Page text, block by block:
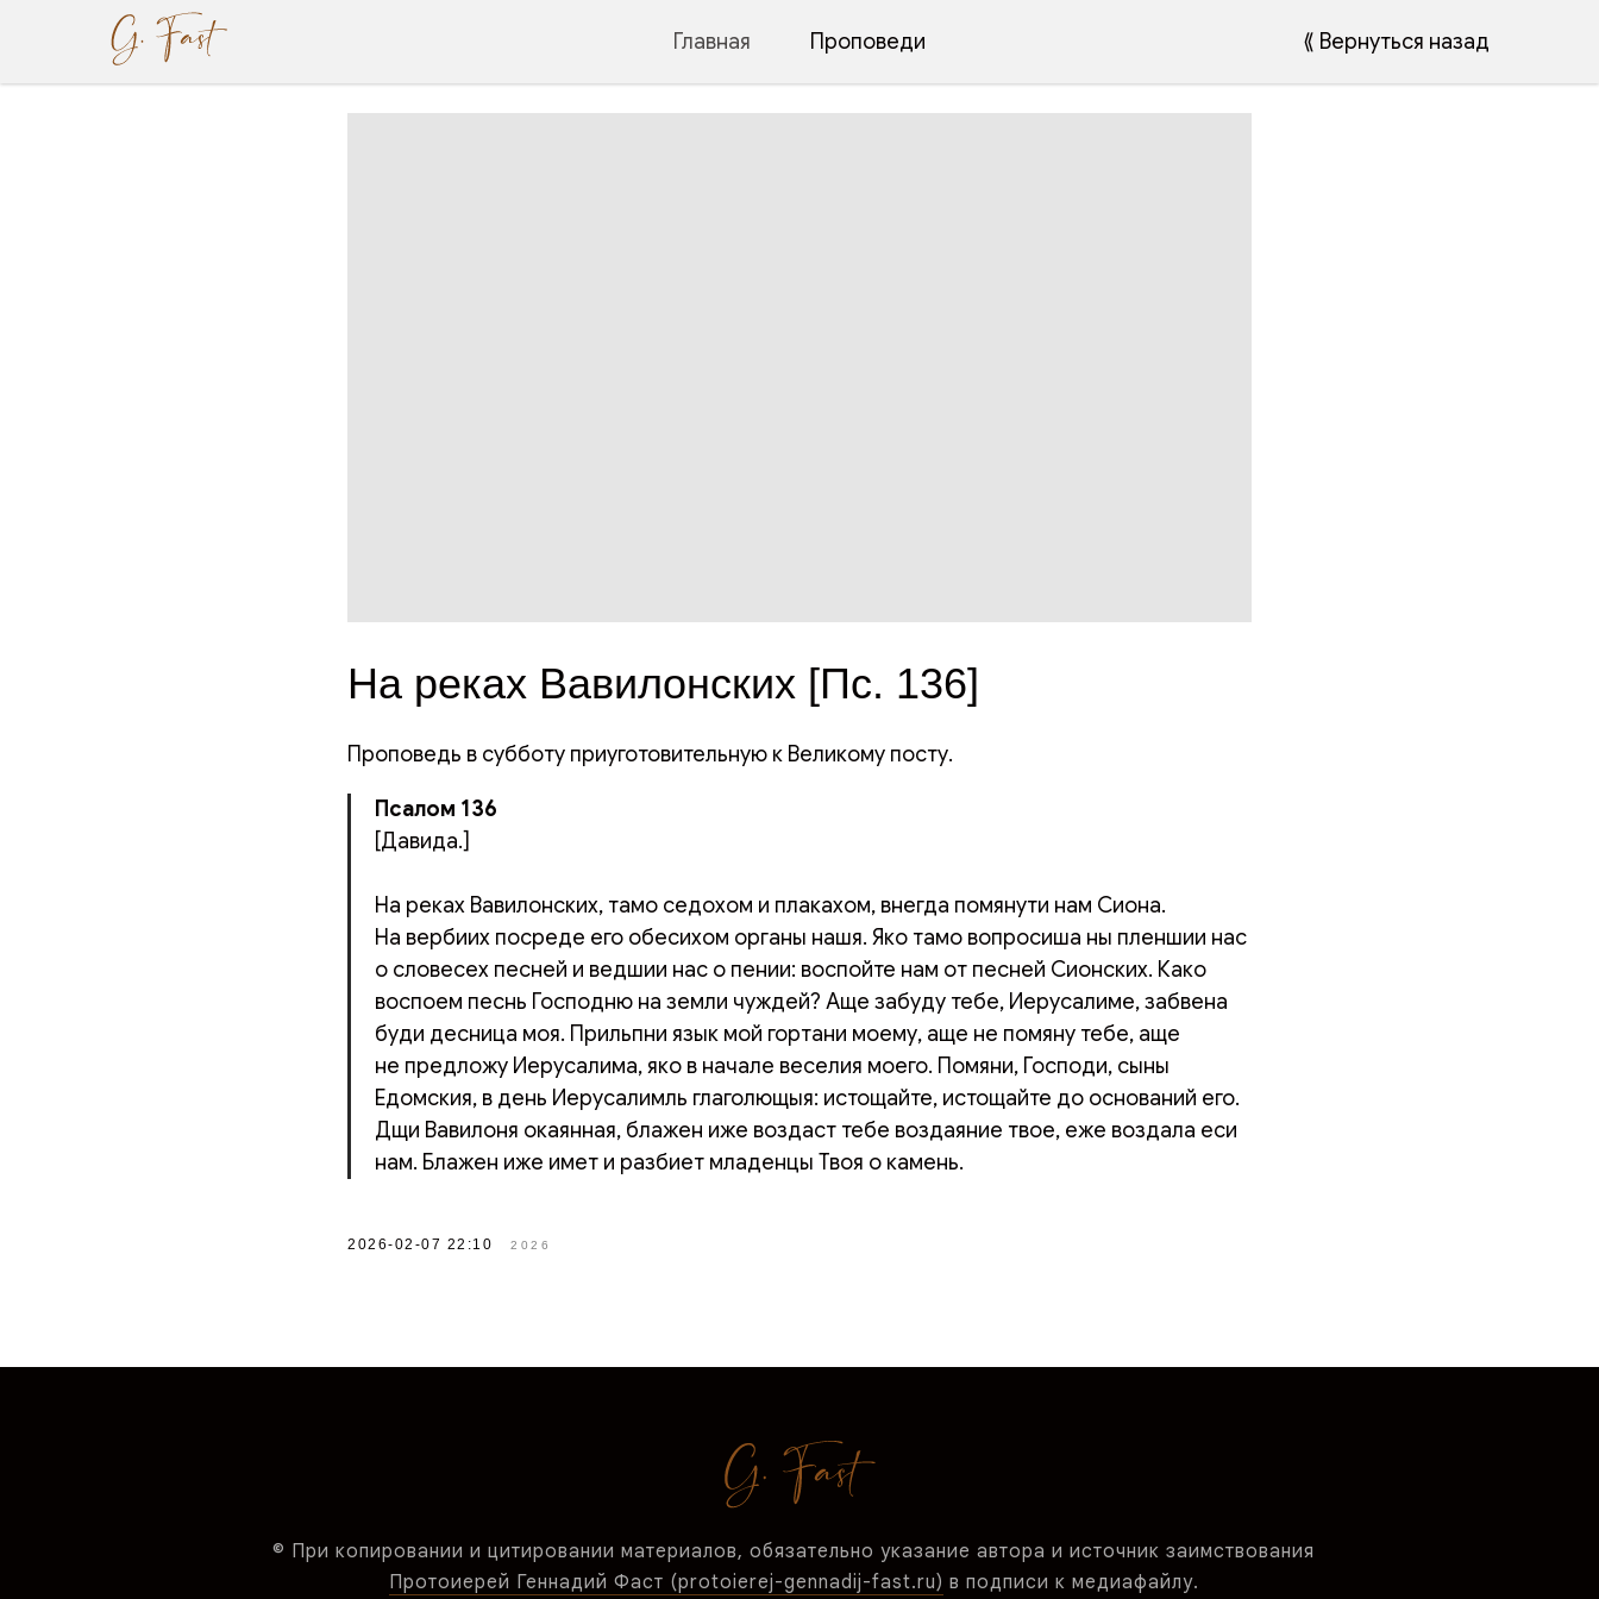
Главная Проповеди ⟪ Вернуться назад
На реках Вавилонских [Пс. 136]
Проповедь в субботу приуготовительную к Великому посту.
Псалом 136
[Давида.]
На реках Вавилонских, тамо седохом и плакахом, внегда помянути нам Сиона.
На вербиих посреде его обесихом органы нашя. Яко тамо вопросиша ны пленшии нас
о словесех песней и ведшии нас о пении: воспойте нам от песней Сионских. Како
воспоем песнь Господню на земли чуждей? Аще забуду тебе, Иерусалиме, забвена
буди десница моя. Прильпни язык мой гортани моему, аще не помяну тебе, аще
не предложу Иерусалима, яко в начале веселия моего. Помяни, Господи, сыны
Едомския, в день Иерусалимль глаголющыя: истощайте, истощайте до оснований его.
Дщи Вавилоня окаянная, блажен иже воздаст тебе воздаяние твое, еже воздала еси
нам. Блажен иже имет и разбиет младенцы Твоя о камень.
2026-02-07 22:10 2026
© При копировании и цитировании материалов, обязательно указание автора и источник заимствования
Протоиерей Геннадий Фаст (protoierej-gennadij-fast.ru) в подписи к медиафайлу.